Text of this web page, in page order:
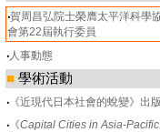
‧賀周昌弘院士榮膺太平洋科學
會第22屆執行委員
‧人事動態
■ 學術活動
‧ 《近現代日本社會的蛻變》出版
‧ 《Capital Cities in Asia-